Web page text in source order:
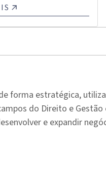
forma estratégica,
do Direito e
e expandir